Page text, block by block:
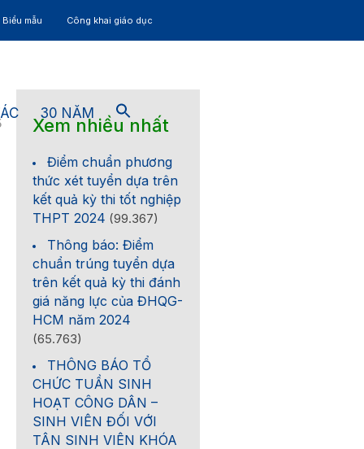
mẫu Công khai giáo dục
30 NĂM
Xem nhiều nhất
Điểm chuẩn phương
thức xét tuyển dựa trên
kết quả kỳ thi tốt nghiệp
THPT 2024 (99.367)
Thông báo: Điểm
chuẩn trúng tuyển dựa
trên kết quả kỳ thi đánh
giá năng lực của ĐHQG-
HCM năm 2024
(65.763)
THÔNG BÁO TỔ
CHỨC TUẦN SINH
HOẠT CÔNG DÂN –
SINH VIÊN ĐỐI VỚI
TÂN SINH VIÊN KHÓA